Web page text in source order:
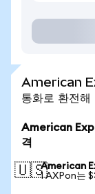
American
통화로 환전해
American
격
🇺🇸American
1 AXPon는